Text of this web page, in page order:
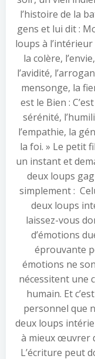
l’histoire de la
gens et lui dit :
loups à l’intérieur
la colère,
l’avidité,
mensonge, la
est le Bien :
sérénité,
l’empathie, la
la foi. » Le petit
un instant et
deux loups
simplement :
deux loups
laissez-vous
d’émotions
éprouvante
émotions ne
nécessitent une
humain. Et
personnel que
deux loups
à mieux œuvrer
L’écriture peut